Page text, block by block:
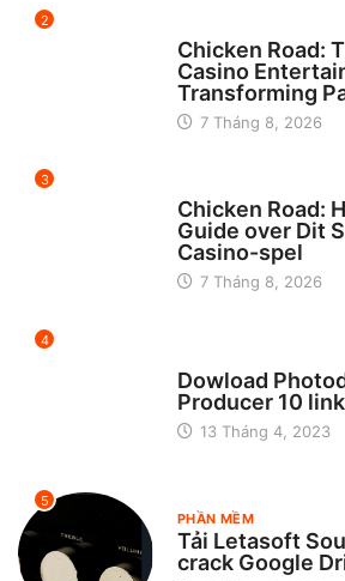
2
Chicken Road:
Casino
Transforming
7 Tháng 8, 2026
3
Chicken Road:
Guide over Dit
Casino-spel
7 Tháng 8, 2026
4
Dowload
Producer 10
13 Tháng 4, 2023
5
PHẦN MỀM
Tải Letasoft
crack Google